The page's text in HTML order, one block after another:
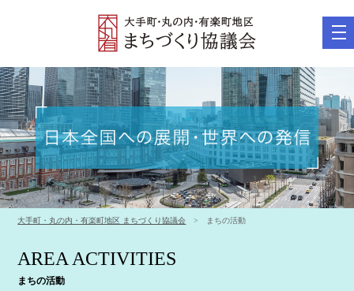
大手町・丸の内・有楽町地区 まちづくり協議会 > まちの活動
AREA ACTIVITIES
まちの活動